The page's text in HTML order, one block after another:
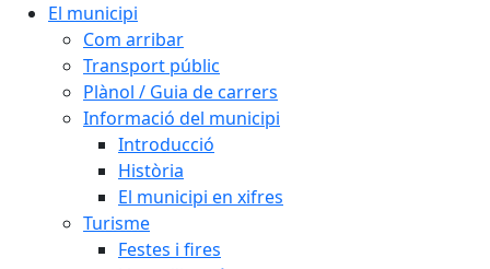
El municipi
Com arribar
Transport públic
Plànol / Guia de carrers
Informació del municipi
Introducció
Història
El municipi en xifres
Turisme
Festes i fires